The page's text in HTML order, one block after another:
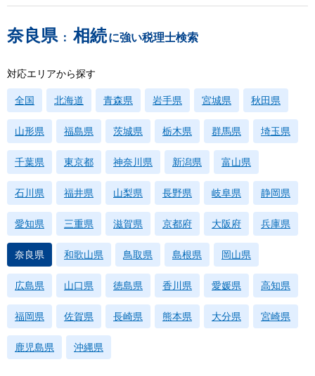
奈良県 ： 相続に強い税理士検索
対応エリアから探す
全国 北海道 青森県 岩手県 宮城県 秋田県
山形県 福島県 茨城県 栃木県 群馬県 埼玉県
千葉県 東京都 神奈川県 新潟県 富山県
石川県 福井県 山梨県 長野県 岐阜県 静岡県
愛知県 三重県 滋賀県 京都府 大阪府 兵庫県
奈良県 和歌山県 鳥取県 島根県 岡山県
広島県 山口県 徳島県 香川県 愛媛県 高知県
福岡県 佐賀県 長崎県 熊本県 大分県 宮崎県
鹿児島県 沖縄県